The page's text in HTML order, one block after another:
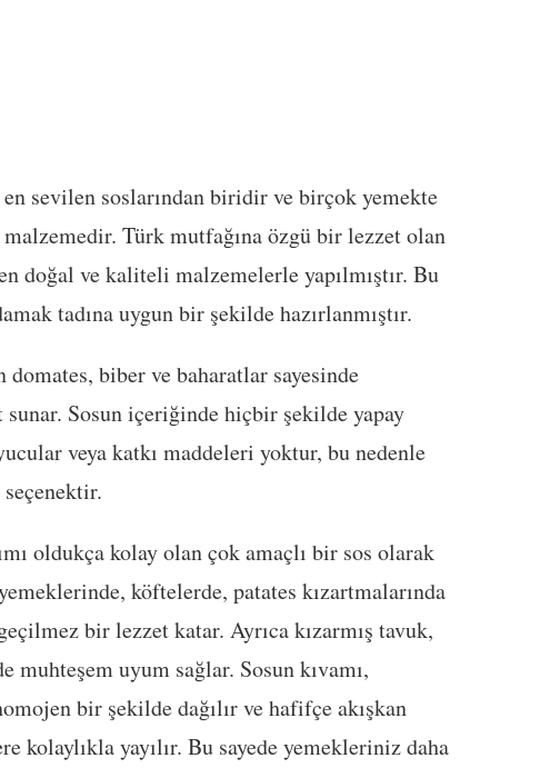
sevilen soslarından biridir ve birçok yemekte
Türk mutfağına özgü bir lezzet olan
doğal ve kaliteli malzemelerle yapılmıştır. Bu
tadına uygun bir şekilde hazırlanmıştır.
biber ve baharatlar sayesinde
Sosun içeriğinde hiçbir şekilde yapay
veya katkı maddeleri yoktur, bu nedenle
oldukça kolay olan çok amaçlı bir sos olarak
köftelerde, patates kızartmalarında
bir lezzet katar. Ayrıca kızarmış tavuk,
muhteşem uyum sağlar. Sosun kıvamı,
bir şekilde dağılır ve hafifçe akışkan
kolaylıkla yayılır. Bu sayede yemekleriniz daha